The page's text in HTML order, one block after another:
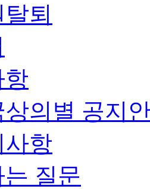
퇴
항
상의별 공지
사항
질문